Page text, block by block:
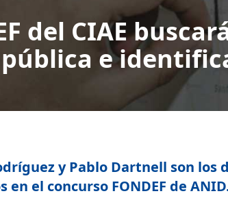
del CIAE
e
y Pablo Dartnell son los
el concurso FONDEF de